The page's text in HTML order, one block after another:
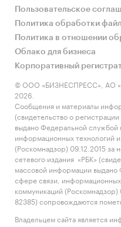
Пользовательское
Политика обработки
Политика в отношении
Облако для бизнеса
Корпоративный
© ООО «БИЗНЕСПРЕСС», АО
2026.
Сообщения и материалы
(свидетельство о
выдано Федеральной службой
информационных технологий
(Роскомнадзор) 09.12.2015
сетевого издания «РБК»
массовой информации
сфере связи,
коммуникаций
82385) сопровождаются
Владельцем сайта является